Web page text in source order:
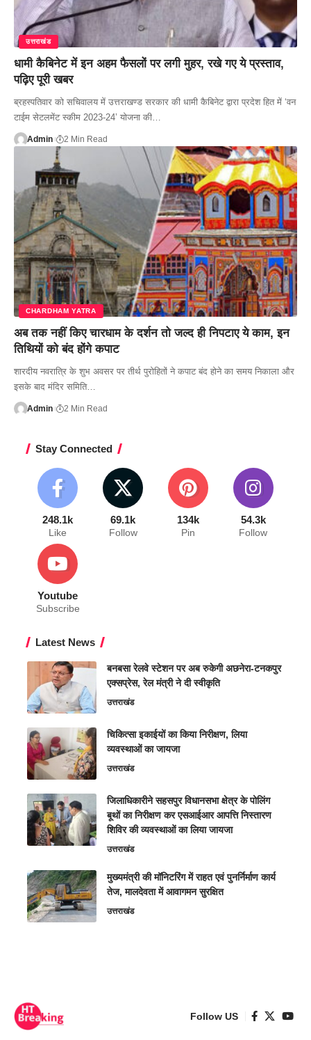
उत्तराखंड
धामी कैबिनेट में इन अहम फैसलों पर लगी मुहर, रखे गए ये प्रस्ताव,
पढ़िए पूरी खबर
ब्रहस्पतिवार को सचिवालय में उत्तराखण्ड सरकार की धामी कैबिनेट द्वारा प्रदेश हित में ‘वन
टाईम सेटलमेंट स्कीम 2023-24’ योजना की…
Admin 2 Min Read
CHARDHAM YATRA
अब तक नहीं किए चारधाम के दर्शन तो जल्द ही निपटाए ये काम, इन
तिथियों को बंद होंगे कपाट
शारदीय नवरात्रि के शुभ अवसर पर तीर्थ पुरोहितों ने कपाट बंद होने का समय निकाला और
इसके बाद मंदिर समिति…
Admin 2 Min Read
Stay Connected
248.1k
Like
69.1k
Follow
134k
Pin
54.3k
Follow
Youtube
Subscribe
Latest News
बनबसा रेलवे स्टेशन पर अब रुकेगी अछनेरा-टनकपुर
एक्सप्रेस, रेल मंत्री ने दी स्वीकृति
उत्तराखंड
चिकित्सा इकाईयों का किया निरीक्षण, लिया
व्यवस्थाओं का जायजा
उत्तराखंड
जिलाधिकारीने सहसपुर विधानसभा क्षेत्र के पोलिंग
बूथों का निरीक्षण कर एसआईआर आपत्ति निस्तारण
शिविर की व्यवस्थाओं का लिया जायजा
उत्तराखंड
मुख्यमंत्री की मॉनिटरिंग में राहत एवं पुनर्निर्माण कार्य
तेज, मालदेवता में आवागमन सुरक्षित
उत्तराखंड
Follow US